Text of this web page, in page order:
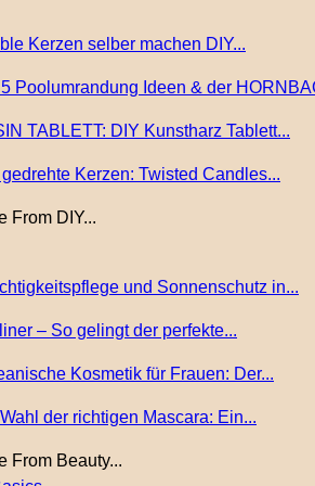
Kerzen selber machen DIY...
Poolumrandung Ideen & der
TABLETT: DIY Kunstharz Tablett...
gedrehte Kerzen: Twisted Candles...
From DIY...
und Sonnenschutz in...
– So gelingt der perfekte...
Kosmetik für Frauen: Der...
der richtigen Mascara: Ein...
From Beauty...